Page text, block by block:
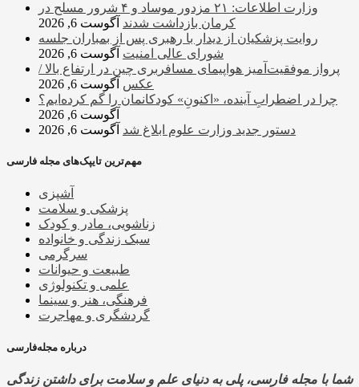
وزارت اطلاعات: ۲۱ مزدور موساد و ۴ شرور مسلح در
کرمان بازداشت شدند آگوست 6, 2026
روایت پزشکیان از دیدار با رهبری پس از بمباران جلسه
شورای عالی امنیت آگوست 6, 2026
پرواز موفقیت‌آمیز هواپیمای مسافربری چین در ارتفاع بالا /
عکس آگوست 6, 2026
چرا در اضطرابِ آینده، «اکنونِ» کودکانمان را گم کرده‌ایم؟
آگوست 6, 2026
دستور جدید وزارت علوم ابلاغ شد آگوست 6, 2026
مهم‌ترین تایپک‌های مجله فارسی
آشپزی
پزشکی و سلامت
زناشویی، مادر و کودک
سبک زندگی و خانواده
سرگرمی
طبیعت و حیوانات
علمی و تکنولوژی
فرهنگی، هنر و سینما
گردشگری و مهاجرت
درباره مجله‌فارسی
شما با مجله فارسی، پلی به دنیای علم و سلامت برای داشتن زندگی